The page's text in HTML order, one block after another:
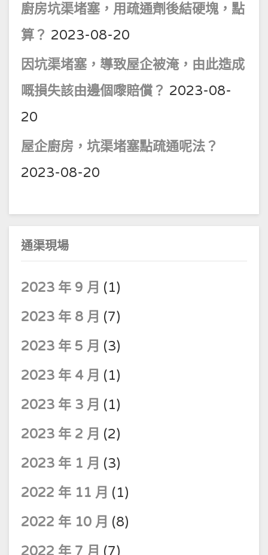
廚房坑渠堵塞，用疏通劑後結硬塊，點
算？ 2023-08-20
因坑渠堵塞，導致屋企被淹，由此造成
嘅損失該由邊個嚟賠償？ 2023-08-
20
屋企廚房，坑渠堵塞點疏通呢法？
2023-08-20
通渠現場
2023 年 9 月 (1)
2023 年 8 月 (7)
2023 年 5 月 (3)
2023 年 4 月 (1)
2023 年 3 月 (1)
2023 年 2 月 (2)
2023 年 1 月 (3)
2022 年 11 月 (1)
2022 年 10 月 (8)
2022 年 7 月 (7)